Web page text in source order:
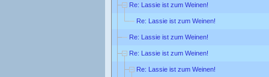
Re: Lassie ist zum Weinen!
Re: Lassie ist zum Weinen!
Re: Lassie ist zum Weinen!
Re: Lassie ist zum Weinen!
Re: Lassie ist zum Weinen!